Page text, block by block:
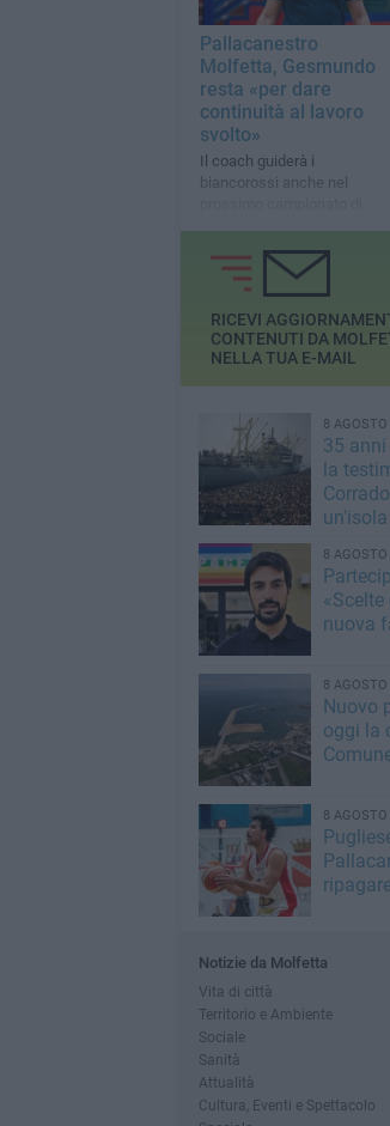
Pallacanestro
Molfetta, Gesmundo
resta «per dare
continuità al lavoro
svolto»
Il coach guiderà i
biancorossi anche nel
RICEVI
CONTENUTI DA
NELLA TUA E-MAIL
8
35
la
8
nuova
8
Nuovo
oggi la
8
Notizie da Molfetta
Vita di città
Territorio e Ambiente
Sociale
Sanità
Attualità
Cultura, Eventi e Spettacolo